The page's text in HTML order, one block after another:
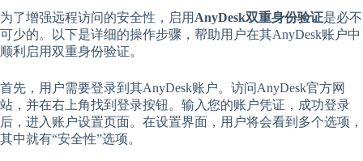
为了增强远程访问的安全性，启用 AnyDesk双重身份验证是必不
可少的。以下是详细的操作步骤，帮助用户在其AnyDesk账户中
顺利启用双重身份验证。
首先，用户需要登录到其AnyDesk账户。访问AnyDesk官方网
站，并在右上角找到登录按钮。输入您的账户凭证，成功登录
后，进入账户设置页面。在设置界面，用户将会看到多个选项，
其中就有“安全性”选项。